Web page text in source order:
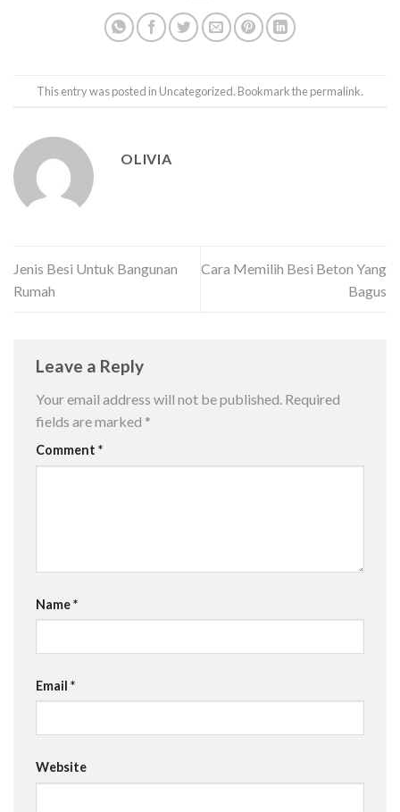
This entry was posted in Uncategorized. Bookmark thepermalink.
OLIVIA
Jenis Besi Untuk Bangunan
Rumah
Cara Memilih Besi Beton Yang
Bagus
Leave a Reply
Your email address will not be published. Required
fields are marked *
Comment *
Name*
Email *
Website